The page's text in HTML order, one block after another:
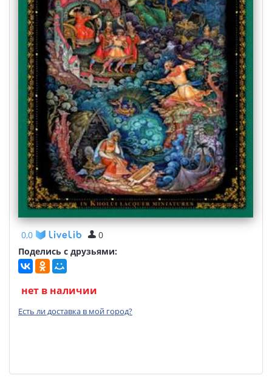
0,0
0
Поделись с друзьями:
нет в наличии
Есть ли доставка в мой город?